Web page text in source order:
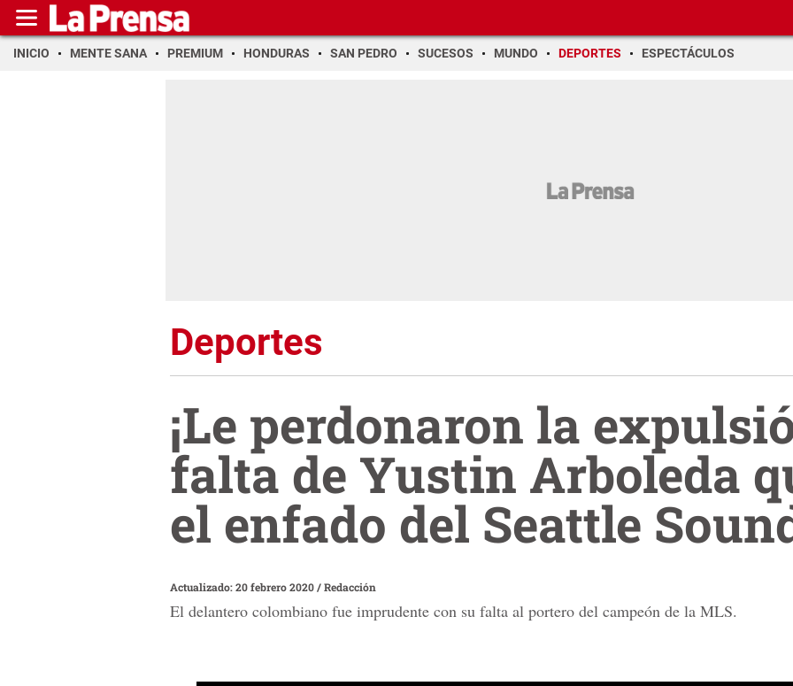
INICIO MENTE SANA PREMIUM HONDURAS SAN PEDRO SUCESOS MUNDO DEPORTES ESPECTÁCULOS
Deportes
¡Le perdonaron la
falta de Yustin Arboleda
el enfado del Seattle
Actualizado: 20 febrero 2020/Redacción
El delantero colombiano fue imprudente con su falta al portero del campeón de la MLS.